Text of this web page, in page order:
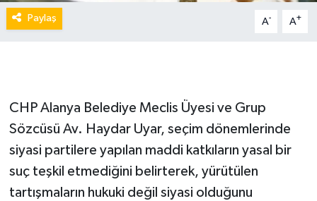
Paylaş A- A+
CHP Alanya Belediye Meclis Üyesi ve Grup
Sözcüsü Av. Haydar Uyar, seçim dönemlerinde
siyasi partilere yapılan maddi katkıların yasal bir
suç teşkil etmediğini belirterek, yürütülen
tartışmaların hukuki değil siyasi olduğunu